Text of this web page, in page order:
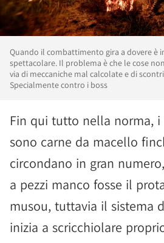
Quando il combattimento gira a dovere è
spettacolare. Il problema è che le cose
via di meccaniche mal calcolate e di
Specialmente contro i boss
Fin qui tutto nella norma,
sono carne da macello
circondano in gran
a pezzi manco fosse il
musou, tuttavia il sistema
inizia a scricchiolare